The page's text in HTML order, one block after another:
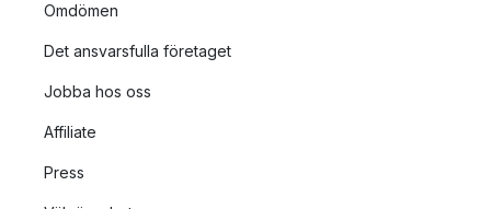
Omdömen
Det ansvarsfulla företaget
Jobba hos oss
Affiliate
Press